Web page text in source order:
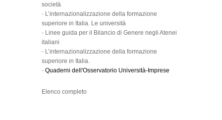
società
- L’internazionalizzazione della formazione
superiore in Italia. Le università
- Linee guida per il Bilancio di Genere negli Atenei
italiani
- L’internazionalizzazione della formazione
superiore in Italia.
- Quaderni dell'Osservatorio Università-Imprese
Elenco completo